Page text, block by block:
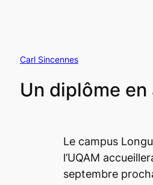
Carl Sincennes
Un diplôme
Le campus
l’UQAM
septembre